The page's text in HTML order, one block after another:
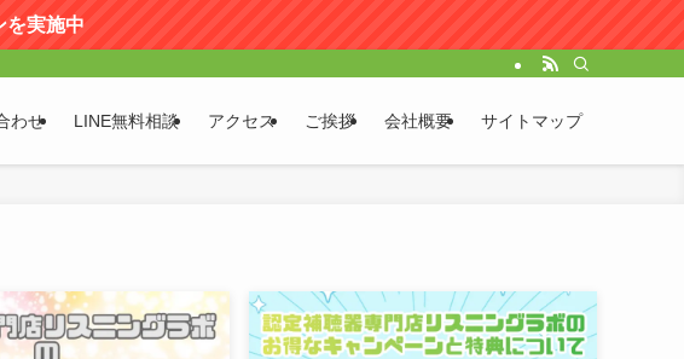
を実施中
わせ LINE無料相談 アクセス ご挨拶 会社概要 サイトマップ